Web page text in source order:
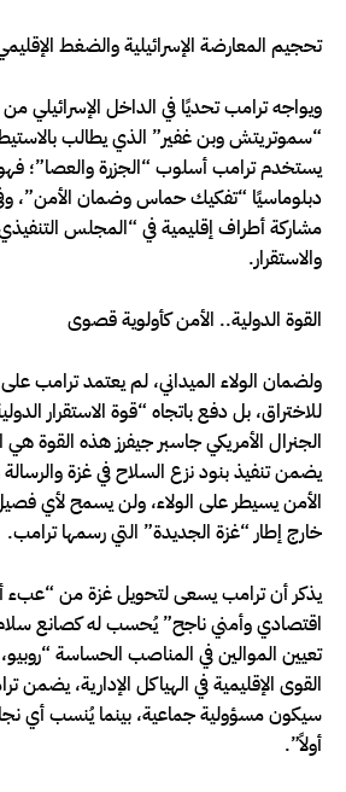
تحجيم المعارضة الإسرائيلية والضغط
ويواجه ترامب تحديًا في الداخل الإسرائيلي من
“سموتريتش وبن غفير” الذي يطالب
يستخدم ترامب أسلوب “الجزرة والعصا”؛ فهو
دبلوماسيًا “تفكيك حماس وضمان الأمن”،
مشاركة أطراف إقليمية في “المجلس
والاستقرار.
القوة الدولية.. الأمن كأولوية قصوى
ولضمان الولاء الميداني، لم يعتمد ترامب
الجنرال الأمريكي جاسبر جيفرز هذه القوة
يضمن تنفيذ بنود نزع السلاح في غزة
الأمن يسيطر على الولاء، ولن يسمح لأي
خارج إطار “غزة الجديدة” التي رسمها ترامب.
يذكر أن ترامب يسعى لتحويل غزة من “عبء
اقتصادي وأمني ناجح” يُحسب له كصانع
تعيين الموالين في المناصب الحساسة
القوى الإقليمية في الهياكل الإدارية،
سيكون مسؤولية جماعية، بينما يُنسب أي نجاح
أولاً”.